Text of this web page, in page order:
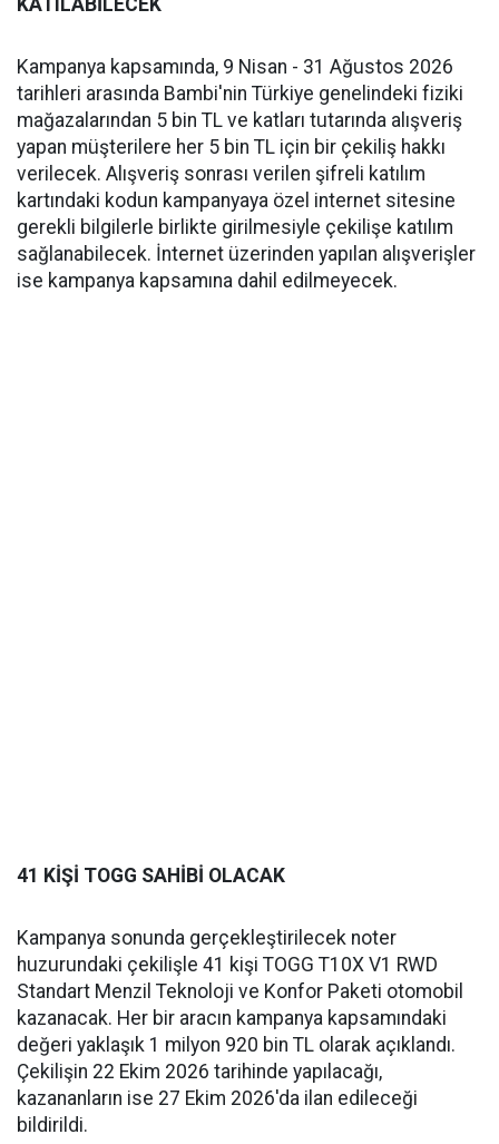
Kampanya kapsamında, 9 Nisan - 31 Ağustos 2026
tarihleri arasında Bambi'nin Türkiye genelindeki fiziki
mağazalarından 5 bin TL ve katları tutarında alışveriş
yapan müşterilere her 5 bin TL için bir çekiliş hakkı
verilecek. Alışveriş sonrası verilen şifreli katılım
kartındaki kodun kampanyaya özel internet sitesine
gerekli bilgilerle birlikte girilmesiyle çekilişe katılım
sağlanabilecek. İnternet üzerinden yapılan alışverişler
ise kampanya kapsamına dahil edilmeyecek.
41 KİŞİ TOGG SAHİBİ OLACAK
Kampanya sonunda gerçekleştirilecek noter
huzurundaki çekilişle 41 kişi TOGG T10X V1 RWD
Standart Menzil Teknoloji ve Konfor Paketi otomobil
kazanacak. Her bir aracın kampanya kapsamındaki
değeri yaklaşık 1 milyon 920 bin TL olarak açıklandı.
Çekilişin 22 Ekim 2026 tarihinde yapılacağı,
kazananların ise 27 Ekim 2026'da ilan edileceği
bildirildi.